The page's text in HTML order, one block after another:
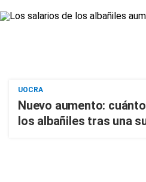
UOCRA
Nuevo aumento:
los albañiles tras una